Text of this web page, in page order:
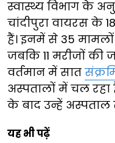
स्वास्थ्य विभाग के
चांदीपुरा वायरस के
हैं। इनमें से 35
जबकि 11 मरीजों की
वर्तमान में सात
अस्पतालों में चल रहा
के बाद उन्हें अस्पताल
यह भी पढ़ें